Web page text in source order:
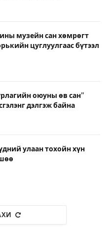
музейн сан хөмрөгт
цуглуулгаас бүтээл
оюуны өв сан”
дэлгэж байна
улаан тохойн хүн